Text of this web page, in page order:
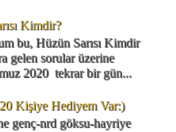
Kimdir?
bu, Hüzün Sarısı Kimdir
gelen sorular üzerine
2020 tekrar bir gün...
Kişiye Hediyem Var:)
nrd göksu-hayriye